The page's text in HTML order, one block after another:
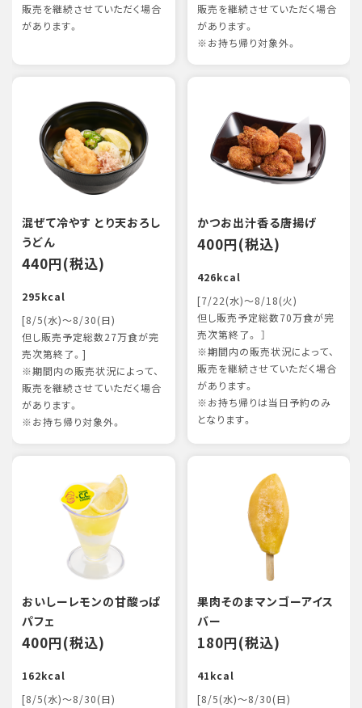
販売を継続させていただく場合
があります。
販売を継続させていただく場合
があります。
※お持ち帰り対象外。
混ぜて冷やす とり天おろし
うどん
440円(税込)
295kcal
[8/5(水)～8/30(日)
但し販売予定総数27万食が完
売次第終了。]
※期間内の販売状況によって、
販売を継続させていただく場合
があります。
※お持ち帰り対象外。
かつお出汁香る唐揚げ
400円(税込)
426kcal
[7/22(水)～8/18(火)
但し販売予定総数70万食が完
売次第終了。 ］
※期間内の販売状況によって、
販売を継続させていただく場合
があります。
※お持ち帰りは当日予約のみ
となります。
おいしーレモンの甘酸っぱ
パフェ
400円(税込)
162kcal
[8/5(水)～8/30(日)
果肉そのまマンゴーアイス
バー
180円(税込)
41kcal
[8/5(水)～8/30(日)